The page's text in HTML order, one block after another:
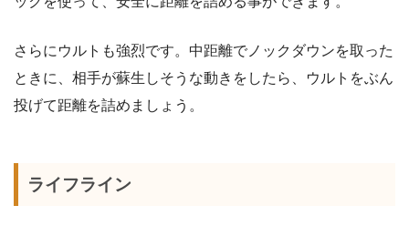
さらにウルトも強烈です。中距離でノックダウンを取った
ときに、相手が蘇生しそうな動きをしたら、ウルトをぶん
投げて距離を詰めましょう。
ライフライン